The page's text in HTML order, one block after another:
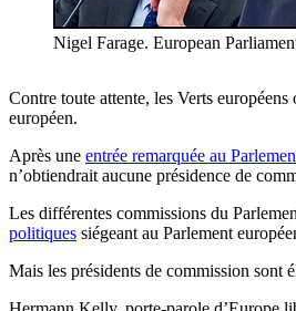
Nigel Farage. European
Contre toute attente, les Verts
européen.
Après une entrée remarquée au
n’obtiendrait aucune présidence de
Les différentes commissions du
politiques siégeant au Parlement
Mais les présidents de commission sont